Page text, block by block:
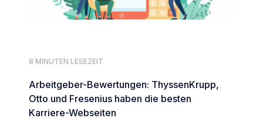
8 MINUTEN LESEZEIT
Arbeitgeber-Bewertungen: ThyssenKrupp,
Otto und Fresenius haben die besten
Karriere-Webseiten